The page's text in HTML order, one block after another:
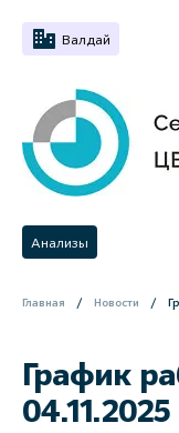
Валдай
Анализы
Главная Новости
График
04.11.2025